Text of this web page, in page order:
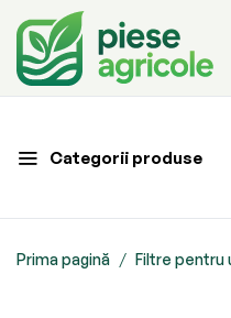
Categorii produse
Prima pagină Filtre pentru